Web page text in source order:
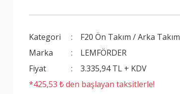
Kategori
F20 Ön Takım / Arka Takım
Marka
LEMFÖRDER
Fiyat
3.335,94 TL + KDV
*425,53 ₺ den başlayan taksitlerle!